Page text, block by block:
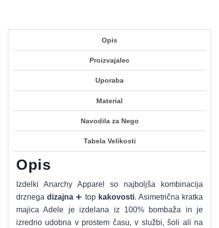
Opis
Proizvajalec
Uporaba
Material
Navodila za Nego
Tabela Velikosti
Opis
Izdelki Anarchy Apparel so najboljša kombinacija
drznegadizajna ➕ top kakovosti. Asimetrična kratka
majica Adele je izdelana iz 100% bombaža in je
izredno udobna v prostem času, v službi, šoli ali na